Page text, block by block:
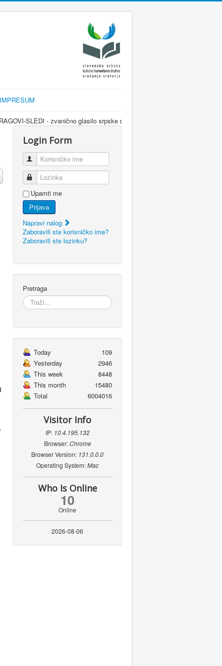
IMPRESUM
- zvanično glasilo srpske dijaspore za informisanje Srba u Sloveniji i
Login Form
Korisničko ime
Lozinka
Upamti me
Prijava
Napravi nalog
Zaboravili ste korisničko ime?
Zaboravili ste lozinku?
Pretraga
Today
109
Yesterday
2946
This week
8448
This month
15480
Total
6004016
Visitor Info
IP: 10.4.195.132
Browser:Chrome
Browser Version: 131.0.0.0
Operating System:Mac
Who Is Online
10
Online
2026-08-06